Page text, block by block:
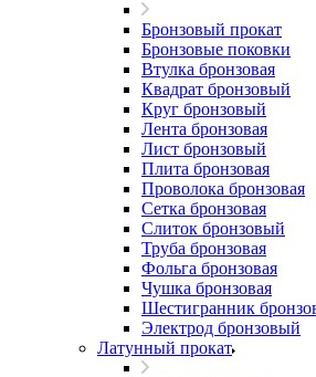
Бронзовый прокат
Бронзовые поковки
Втулка бронзовая
Квадрат бронзовый
Круг бронзовый
Лента бронзовая
Лист бронзовый
Плита бронзовая
Проволока бронзовая
Сетка бронзовая
Слиток бронзовый
Труба бронзовая
Фольга бронзовая
Чушка бронзовая
Шестигранник
Электрод бронзовый
Латунный прокат